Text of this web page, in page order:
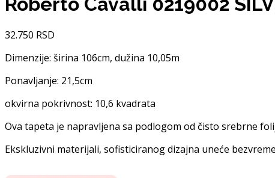
32.750 RSD
Dimenzije: širina 106cm, dužina 10,05m
Ponavljanje: 21,5cm
okvirna pokrivnost: 10,6 kvadrata
Ova tapeta je napravljena sa podlogom od čisto srebrne
Ekskluzivni materijali, sofisticiranog dizajna uneće